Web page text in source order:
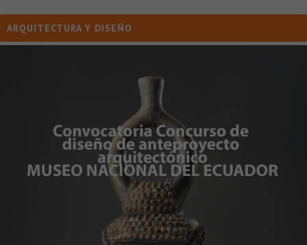
ARQUITECTURA Y DISEÑO